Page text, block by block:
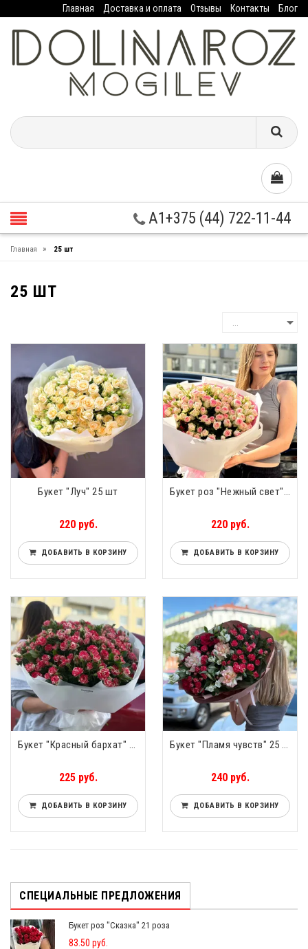
Главная Доставка и оплата Отзывы Контакты Блог
A1+375 (44) 722-11-44
Главная » 25 шт
25 ШТ
Букет "Луч" 25 шт
220 руб.
ДОБАВИТЬ В КОРЗИНУ
Букет роз "Нежный свет" 25 шт
220 руб.
ДОБАВИТЬ В КОРЗИНУ
Букет "Красный бархат" 25 шт
225 руб.
ДОБАВИТЬ В КОРЗИНУ
Букет "Пламя чувств" 25 шт
240 руб.
ДОБАВИТЬ В КОРЗИНУ
СПЕЦИАЛЬНЫЕ ПРЕДЛОЖЕНИЯ
Букет роз "Сказка" 21 роза
83.50 руб.